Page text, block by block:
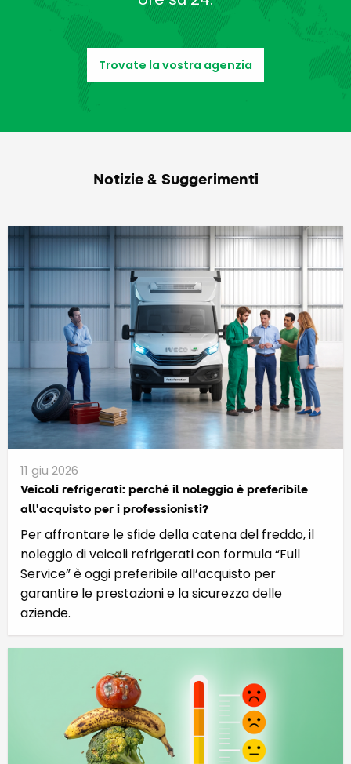
Trovate la vostra agenzia
Notizie & Suggerimenti
11 giu 2026
Veicoli refrigerati: perché il noleggio è preferibile
all'acquisto per i professionisti?
Per affrontare le sfide della catena del freddo, il
noleggio di veicoli refrigerati con formula “Full
Service” è oggi preferibile all’acquisto per
garantire le prestazioni e la sicurezza delle
aziende.